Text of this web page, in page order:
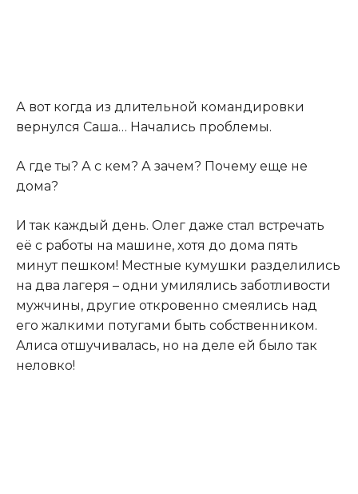
А вот когда из длительной командировки
вернулся Саша… Начались проблемы.
А где ты? А с кем? А зачем? Почему еще не
дома?
И так каждый день. Олег даже стал встречать
её с работы на машине, хотя до дома пять
минут пешком! Местные кумушки разделились
на два лагеря – одни умилялись заботливости
мужчины, другие откровенно смеялись над
его жалкими потугами быть собственником.
Алиса отшучивалась, но на деле ей было так
неловко!